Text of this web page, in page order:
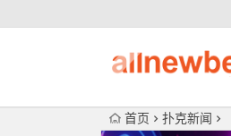
首页 扑克新闻